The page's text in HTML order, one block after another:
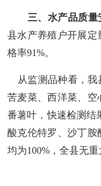
三、 水产品质量
县水产养殖户开展定
格率91%。
从监测品种看，我
苦麦菜、西洋菜、 空
番薯叶 ，快速检测结
酸克伦特罗、沙丁胺
均为100% ， 全县无重